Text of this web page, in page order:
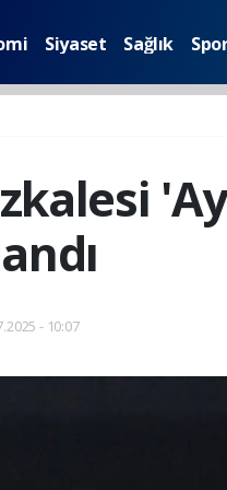
Siyaset Sağlık
'Ay
- 10:07